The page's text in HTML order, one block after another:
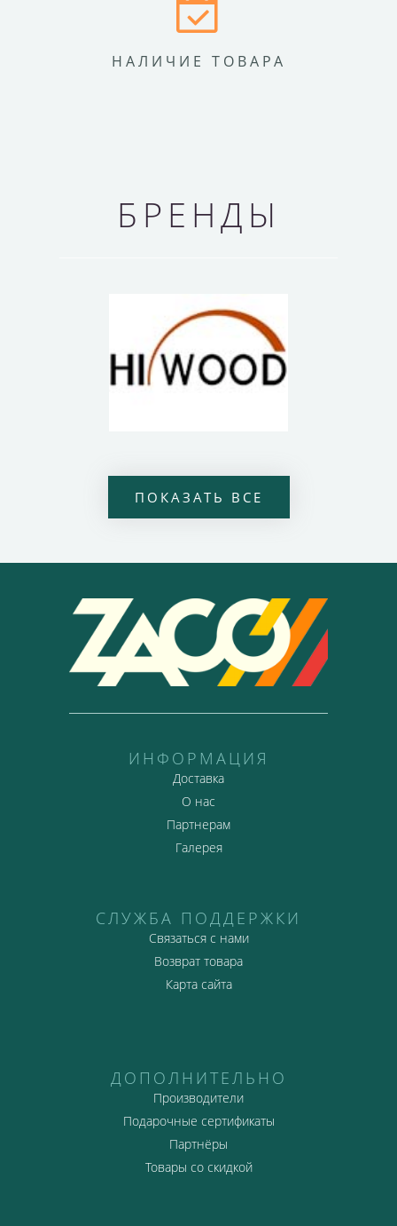
НАЛИЧИЕ ТОВАРА
БРЕНДЫ
ПОКАЗАТЬ ВСЕ
ИНФОРМАЦИЯ
Доставка
О нас
Партнерам
Галерея
СЛУЖБА ПОДДЕРЖКИ
Связаться с нами
Возврат товара
Карта сайта
ДОПОЛНИТЕЛЬНО
Производители
Подарочные сертификаты
Партнёры
Товары со скидкой